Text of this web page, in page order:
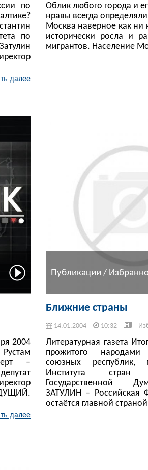
по
по
далее
Облик любого города и
нравы всегда
Москва наверное как ни
исторически росла и
мигрантов. Население
2004
–
далее
Публикации /
Ближние страны
14.01.2004 10:32
Литературная газета
прожитого
союзных республик,
Института
Государственной
ЗАТУЛИН – Российская
остаётся главной